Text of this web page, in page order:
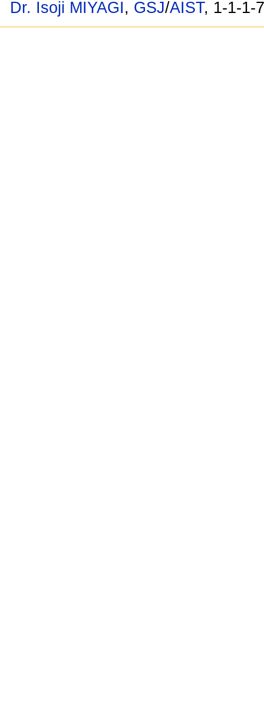
Dr. Isoji MIYAGI, GSJ/AIST, 1-1-1-